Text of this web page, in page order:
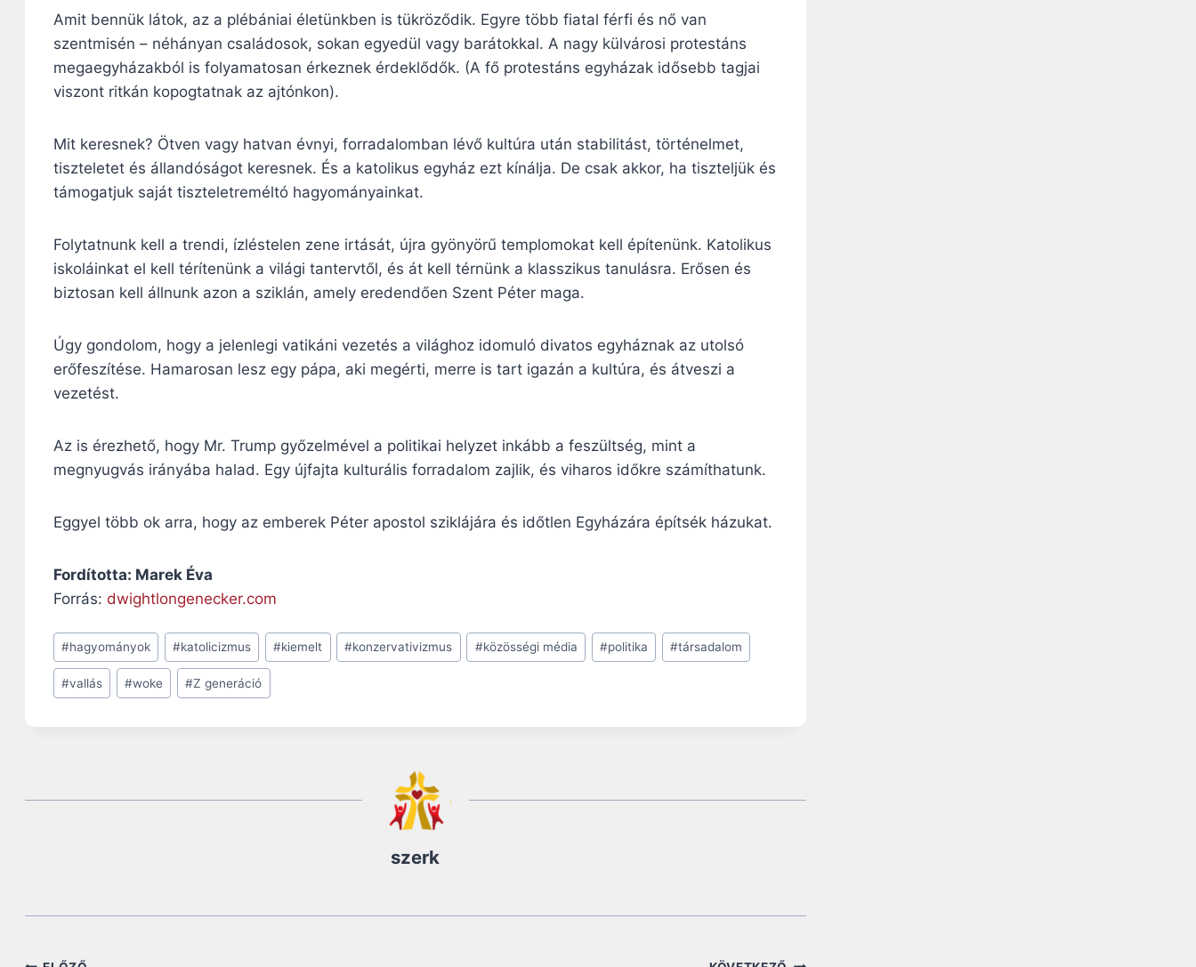
Amit bennük látok, az a plébániai életünkben is tükröződik. Egyre több fiatal férfi és nő van
szentmisén – néhányan családosok, sokan egyedül vagy barátokkal. A nagy külvárosi protestáns
megaegyházakból is folyamatosan érkeznek érdeklődők. (A fő protestáns egyházak idősebb tagjai
viszont ritkán kopogtatnak az ajtónkon).
Mit keresnek? Ötven vagy hatvan évnyi, forradalomban lévő kultúra után stabilitást, történelmet,
tiszteletet és állandóságot keresnek. És a katolikus egyház ezt kínálja. De csak akkor, ha tiszteljük és
támogatjuk saját tiszteletreméltó hagyományainkat.
Folytatnunk kell a trendi, ízléstelen zene irtását, újra gyönyörű templomokat kell építenünk. Katolikus
iskoláinkat el kell térítenünk a világi tantervtől, és át kell térnünk a klasszikus tanulásra. Erősen és
biztosan kell állnunk azon a sziklán, amely eredendően Szent Péter maga.
Úgy gondolom, hogy a jelenlegi vatikáni vezetés a világhoz idomuló divatos egyháznak az utolsó
erőfeszítése. Hamarosan lesz egy pápa, aki megérti, merre is tart igazán a kultúra, és átveszi a
vezetést.
Az is érezhető, hogy Mr. Trump győzelmével a politikai helyzet inkább a feszültség, mint a
megnyugvás irányába halad. Egy újfajta kulturális forradalom zajlik, és viharos időkre számíthatunk.
Eggyel több ok arra, hogy az emberek Péter apostol sziklájára és időtlen Egyházára építsék házukat.
Fordította: Marek Éva
Forrás: dwightlongenecker.com
Post
Tags:
#hagyományok #katolicizmus #kiemelt #konzervativizmus #közösségi média #politika #társadalom
#vallás #woke #Z generáció
szerk